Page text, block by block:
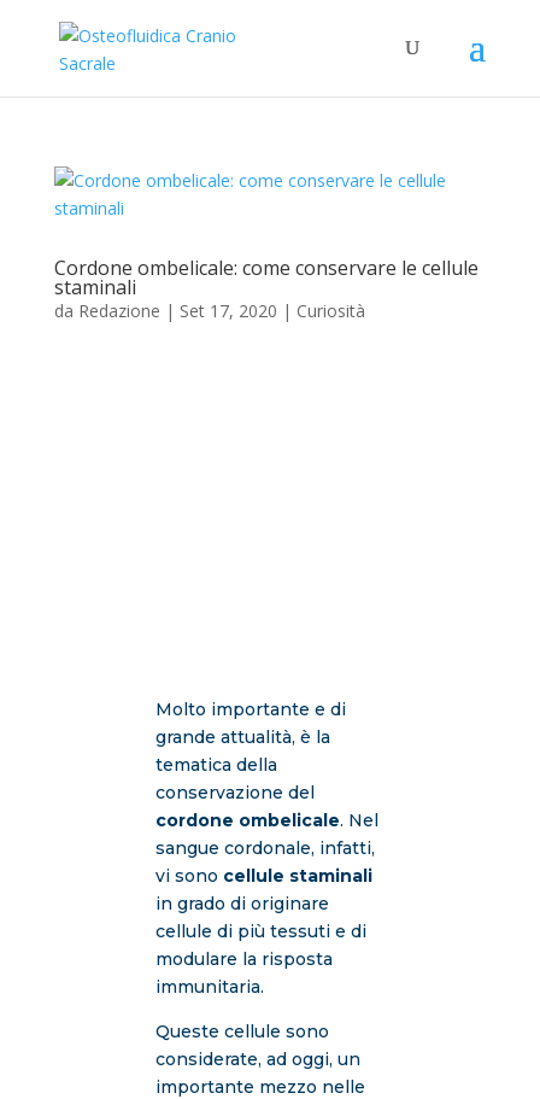
Cordone ombelicale: come conservare le cellule
staminali
da Redazione | Set 17, 2020 | Curiosità
Molto importante e di
grande attualità, è la
tematica della
conservazione del
cordone ombelicale. Nel
sangue cordonale, infatti,
vi sono cellule staminali
in grado di originare
cellule di più tessuti e di
modulare la risposta
immunitaria.
Queste cellule sono
considerate, ad oggi, un
importante mezzo nelle